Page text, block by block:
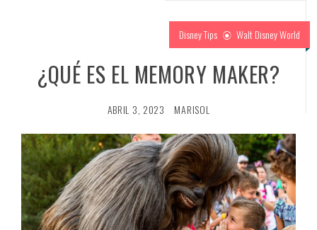
Disney Tips Walt Disney World
¿QUÉ ES EL MEMORY MAKER?
ABRIL 3, 2023 MARISOL